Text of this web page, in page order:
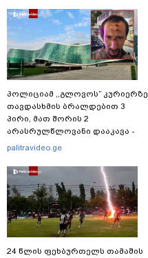
პოლიციამ ,,გლოვოს” კურიერზე
თავდასხმის ბრალდებით 3
პირი, მათ შორის 2
არასრულწლოვანი დააკავა -
შსს ინფორმაციას ავრცელებს
palitravideo.ge
24 წლის ფეხბურთელს თამაშის